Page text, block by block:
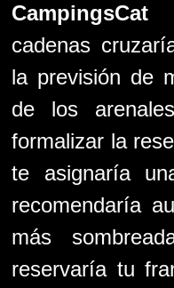
CampingsCat
cadenas
la previsión de
de los
formalizar la
te asignaría
recomendaría
más
reservaría tu